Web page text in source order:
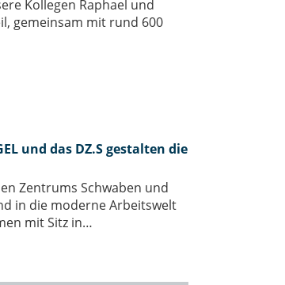
Kollegen Raphael und
gemeinsam mit rund 600
und das DZ.S gestalten die
Zentrums Schwaben und
in die moderne Arbeitswelt
mit Sitz in…